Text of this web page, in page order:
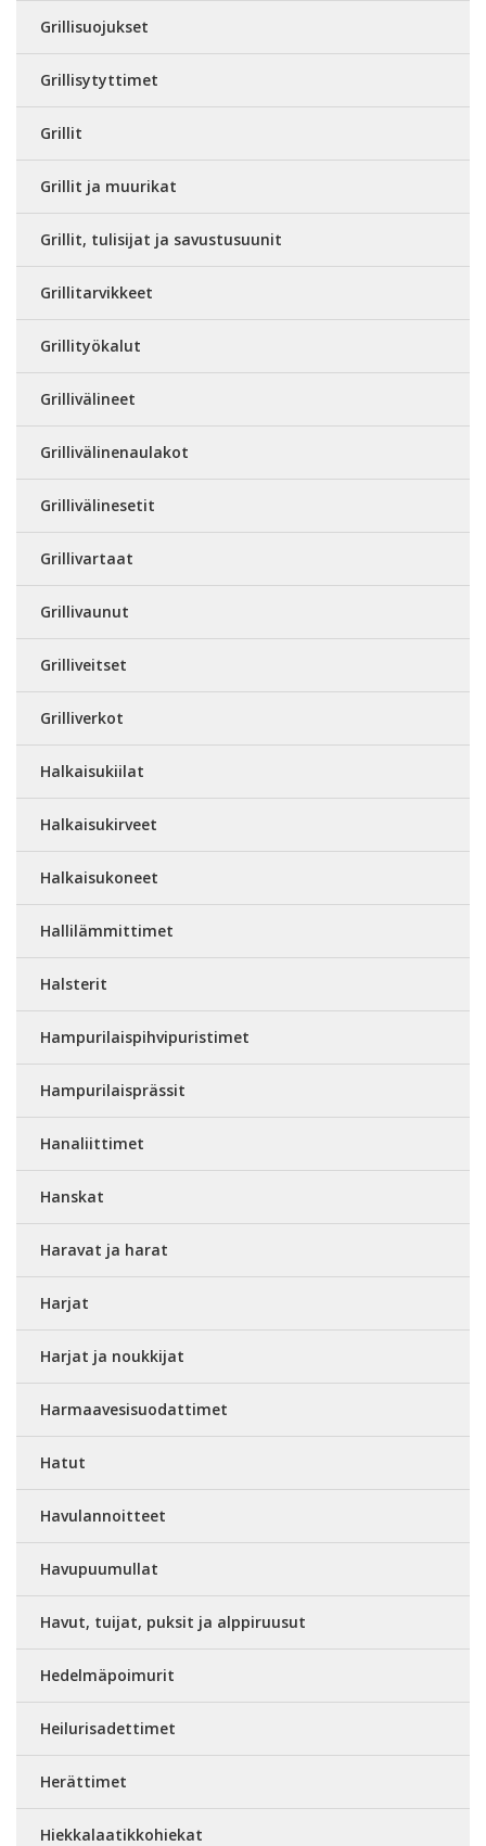
Grillisuojukset
Grillisytyttimet
Grillit
Grillit ja muurikat
Grillit, tulisijat ja savustusuunit
Grillitarvikkeet
Grillityökalut
Grillivälineet
Grillivälinenaulakot
Grillivälinesetit
Grillivartaat
Grillivaunut
Grilliveitset
Grilliverkot
Halkaisukiilat
Halkaisukirveet
Halkaisukoneet
Hallilämmittimet
Halsterit
Hampurilaispihvipuristimet
Hampurilaisprässit
Hanaliittimet
Hanskat
Haravat ja harat
Harjat
Harjat ja noukkijat
Harmaavesisuodattimet
Hatut
Havulannoitteet
Havupuumullat
Havut, tuijat, puksit ja alppiruusut
Hedelmäpoimurit
Heilurisadettimet
Herättimet
Hiekkalaatikkohiekat